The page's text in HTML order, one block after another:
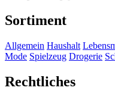
Sortiment
Allgemein Haushalt
Mode Spielzeug Drogerie
Rechtliches